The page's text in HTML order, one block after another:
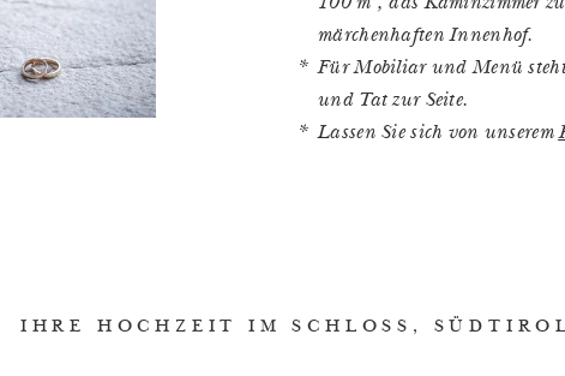
100 m², das Kaminzimmer
märchenhaften Innenhof.
Für Mobiliar und Menü
und Tat zur Seite.
Lassen Sie sich von unserem
IHRE HOCHZEIT IM SCHLOSS,